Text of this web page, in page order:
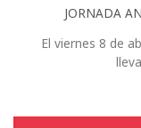
JORNADA
El viernes 8 de